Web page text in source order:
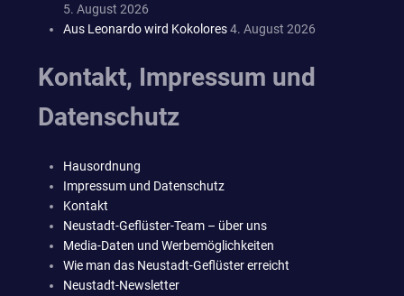
5. August 2026
Aus Leonardo wird Kokolores4. August 2026
Kontakt, Impressum und
Datenschutz
Hausordnung
Impressum und Datenschutz
Kontakt
Neustadt-Geflüster-Team – über uns
Media-Daten und Werbemöglichkeiten
Wie man das Neustadt-Geflüster erreicht
Neustadt-Newsletter